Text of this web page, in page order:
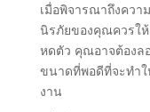
เมื่อพิจารณาถึงควา
นิรภัยของคุณควรให้
หดตัว คุณอาจต้องล
ขนาดที่พอดีที่จะทํา
งาน